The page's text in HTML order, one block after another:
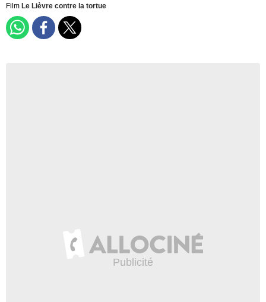
Film Le Lièvre contre la tortue